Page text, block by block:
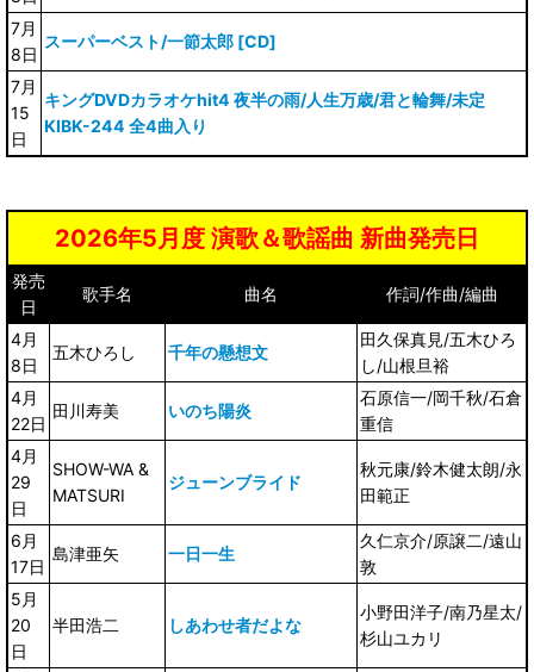
7月
8日
スーパーベスト/一節太郎 [CD]
7月
15
日
キングDVDカラオケhit4 夜半の雨/人生万歳/君と輪舞/未定
KIBK-244 全4曲入り
2026年5月度 演歌＆歌謡曲 新曲発売日
発売
日
歌手名 曲名 作詞/作曲/編曲
4月
8日
五木ひろし 千年の懸想文
田久保真見/五木ひろ
し/山根旦裕
4月
22日
田川寿美 いのち陽炎
石原信一/岡千秋/石倉
重信
4月
29
日
SHOW-WA &
MATSURI
ジューンブライド
秋元康/鈴木健太朗/永
田範正
6月
17日
島津亜矢 一日一生
久仁京介/原譲二/遠山
敦
5月
20
日
半田浩二 しあわせ者だよな
小野田洋子/南乃星太/
杉山ユカリ